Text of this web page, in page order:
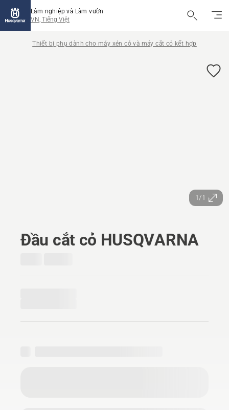
Lâm nghiệp và Làm vườn
VN, Tiếng Việt
Thiết bị phụ dành cho máy xén cỏ và máy cắt cỏ kết hợp
1/1
Đầu cắt cỏ HUSQVARNA